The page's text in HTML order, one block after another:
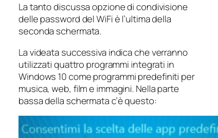
La tanto discussa opzione di condivisione
delle password del WiFi è l’ultima della
seconda schermata.
La videata successiva indica che verranno
utilizzati quattro programmi integrati in
Windows 10 come programmi predefiniti per
musica, web, film e immagini. Nella parte
bassa della schermata c’è questo: